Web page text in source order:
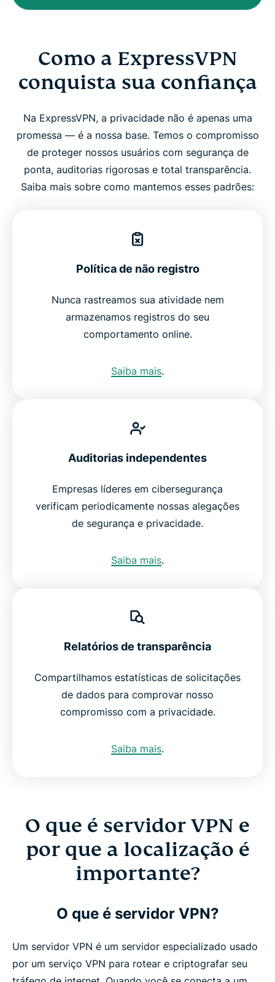
Como a ExpressVPN
conquista sua confiança
Na ExpressVPN, a privacidade não é apenas uma
promessa — é a nossa base. Temos o compromisso
de proteger nossos usuários com segurança de
ponta, auditorias rigorosas e total transparência.
Saiba mais sobre como mantemos esses padrões:
Política de não registro
Nunca rastreamos sua atividade nem
armazenamos registros do seu
comportamento online.
Saiba mais.
Auditorias independentes
Empresas líderes em cibersegurança
verificam periodicamente nossas alegações
de segurança e privacidade.
Saiba mais.
Relatórios de transparência
Compartilhamos estatísticas de solicitações
de dados para comprovar nosso
compromisso com a privacidade.
Saiba mais.
O que é servidor VPN e
por que a localização é
importante?
O que é servidor VPN?
Um servidor VPN é um servidor especializado usado
por um serviço VPN para rotear e criptografar seu